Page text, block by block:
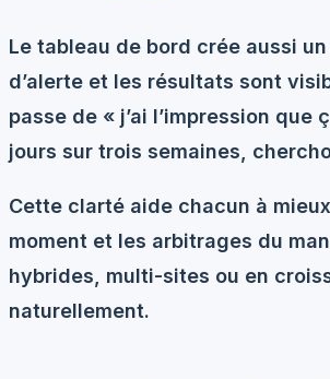
Le tableau de bord crée aussi
d’alerte et les résultats sont
passe de « j’ai l’impression
jours sur trois semaines,
Cette clarté aide chacun à
moment et les arbitrages du
hybrides, multi-sites ou en
naturellement.